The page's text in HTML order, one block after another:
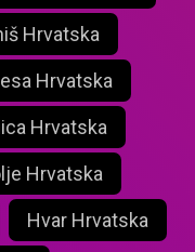
Hrvatska
Hrvatska
Hrvatska
Hrvatska
Hvar Hrvatska